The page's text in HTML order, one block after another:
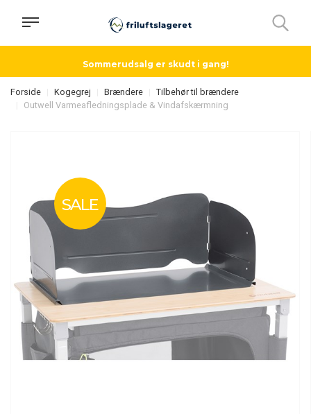
Sommerudsalg er skudt i gang!
Forside Kogegrej Brændere
Tilbehør til brændere
Outwell Varmeafledningsplade & Vindafskærmning
SALE